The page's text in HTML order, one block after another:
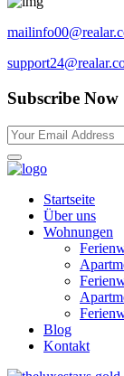
Subscribe Now
Startseite
Über uns
Wohnungen
Blog
Kontakt